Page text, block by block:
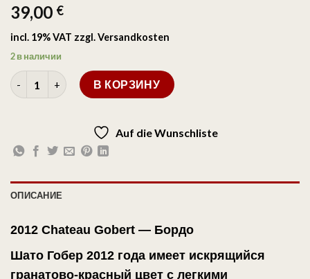
39,00 €
incl. 19% VAT zzgl.Versandkosten
2 в наличии
В КОРЗИНУ
Auf die Wunschliste
ОПИСАНИЕ
2012 Chateau Gobert — Бордо
Шато Гобер 2012 года имеет искрящийся
гранатово-красный цвет с легкими